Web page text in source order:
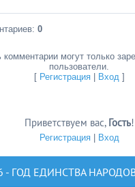
: 0
комментарии могут только
пользователи.
[ Регистрация| Вход ]
Приветствуем вас, Гость!
Регистрация| Вход
- ГОД ЕДИНСТВА